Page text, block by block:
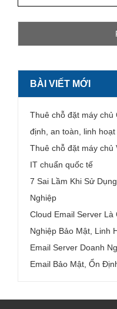
BÀI VIẾT MỚI
Thuê chỗ đặt máy chủ
định, an toàn, linh hoạt
Thuê chỗ đặt máy chủ
IT chuẩn quốc tế
7 Sai Lầm Khi Sử
Nghiệp
Cloud Email Server Là
Nghiệp Bảo Mật, Linh
Email Server Doanh
Email Bảo Mật, Ổn